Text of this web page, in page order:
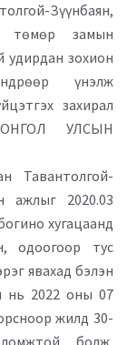
Зүүнбаян,
төмөр замын
удирдан зохион
үнэлж
захирал
УЛСЫН
Тавантолгой-
ажлыг 2020.03
хугацаанд
одоогоор тус
явахад бэлэн
нь 2022 оны 07
жилд 30-
болж,